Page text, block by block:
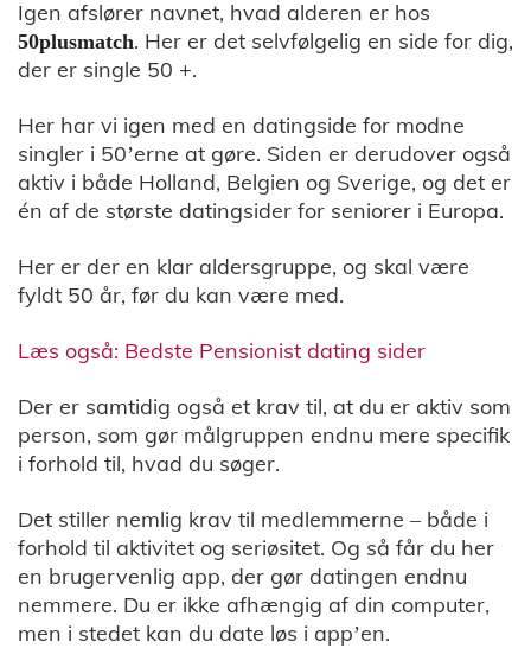
Igen afslører navnet, hvad alderen er hos
50plusmatch. Her er det selvfølgelig en side for dig,
der er single 50 +.
Her har vi igen med en datingside for modne
singler i 50’erne at gøre. Siden er derudover også
aktiv i både Holland, Belgien og Sverige, og det er
én af de største datingsider for seniorer i Europa.
Her er der en klar aldersgruppe, og skal være
fyldt 50 år, før du kan være med.
Læs også: Bedste Pensionist dating sider
Der er samtidig også et krav til, at du er aktiv som
person, som gør målgruppen endnu mere specifik
i forhold til, hvad du søger.
Det stiller nemlig krav til medlemmerne – både i
forhold til aktivitet og seriøsitet. Og så får du her
en brugervenlig app, der gør datingen endnu
nemmere. Du er ikke afhængig af din computer,
men i stedet kan du date løs i app’en.